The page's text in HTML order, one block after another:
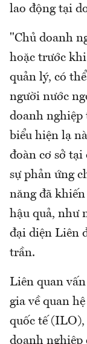
lao động tại
"Chủ doanh
hoặc trước
quản lý, có
người nước
doanh
biểu hiện lạ
đoàn cơ sở
sự phản ứng
năng đã
hậu quả, như
đại diện Liên
trần.
Liên quan
gia về quan
quốc tế
doanh nghiệp